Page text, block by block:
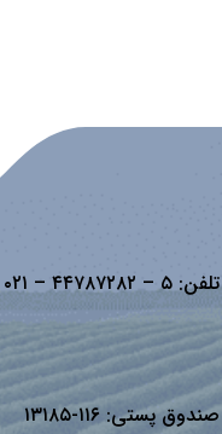
تلفن:۵ – ۴۴۷۸۷۲۸۲ – ۰۲۱
صندوق پستی:۱۱۶-۱۳۱۸۵